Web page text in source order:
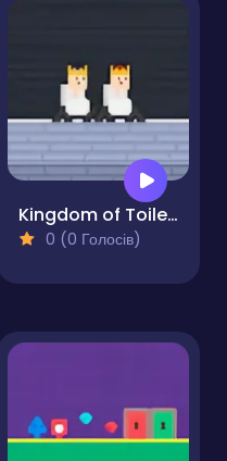
Kingdom of Toilets
0 (0 Голосів)